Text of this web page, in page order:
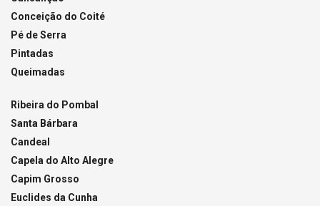
Conceição do Coité
Pé de Serra
Pintadas
Queimadas
Ribeira do Pombal
Santa Bárbara
Candeal
Capela do Alto Alegre
Capim Grosso
Euclides da Cunha